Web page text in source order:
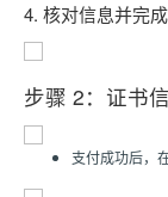
4. 核对信息并完
步骤 2：证书
支付成功后，